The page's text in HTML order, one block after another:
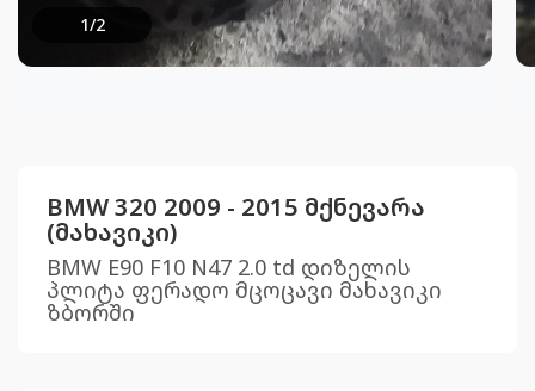
1/2
BMW 320 2009 - 2015 მქნევარა
(მახავიკი)
BMW E90 F10 N47 2.0 td დიზელის
პლიტა ფერადო მცოცავი მახავიკი
ზბორში